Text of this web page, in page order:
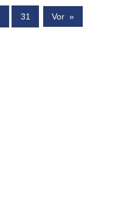
31 Vor »